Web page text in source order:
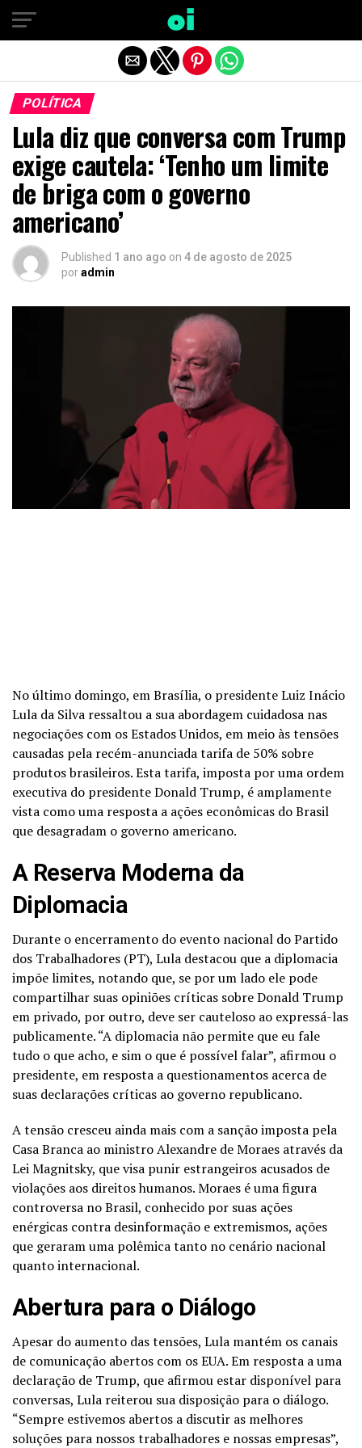
POLÍTICA
Lula diz que conversa com Trump
exige cautela: ‘Tenho um limite
de briga com o governo
americano’
Published 1 ano ago on 4 de agosto de 2025
poradmin
No último domingo, em Brasília, o presidente Luiz Inácio
Lula da Silva ressaltou a sua abordagem cuidadosa nas
negociações com os Estados Unidos, em meio às tensões
causadas pela recém-anunciada tarifa de 50% sobre
produtos brasileiros. Esta tarifa, imposta por uma ordem
executiva do presidente Donald Trump, é amplamente
vista como uma resposta a ações econômicas do Brasil
que desagradam o governo americano.
A Reserva Moderna da
Diplomacia
Durante o encerramento do evento nacional do Partido
dos Trabalhadores (PT), Lula destacou que a diplomacia
impõe limites, notando que, se por um lado ele pode
compartilhar suas opiniões críticas sobre Donald Trump
em privado, por outro, deve ser cauteloso ao expressá-las
publicamente. “A diplomacia não permite que eu fale
tudo o que acho, e sim o que é possível falar”, afirmou o
presidente, em resposta a questionamentos acerca de
suas declarações críticas ao governo republicano.
A tensão cresceu ainda mais com a sanção imposta pela
Casa Branca ao ministro Alexandre de Moraes através da
Lei Magnitsky, que visa punir estrangeiros acusados de
violações aos direitos humanos. Moraes é uma figura
controversa no Brasil, conhecido por suas ações
enérgicas contra desinformação e extremismos, ações
que geraram uma polêmica tanto no cenário nacional
quanto internacional.
Abertura para o Diálogo
Apesar do aumento das tensões, Lula mantém os canais
de comunicação abertos com os EUA. Em resposta a uma
declaração de Trump, que afirmou estar disponível para
conversas, Lula reiterou sua disposição para o diálogo.
“Sempre estivemos abertos a discutir as melhores
soluções para nossos trabalhadores e nossas empresas”,
Sair da versão mobile